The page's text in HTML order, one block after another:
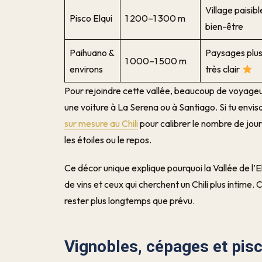
Pisco Elqui 1 200–1 300 m
Village
bien-être
Paihuano &
environs
1 000–1 500 m
Paysages
très clair
Pour rejoindre cette vallée, beaucoup de
une voiture à La Serena ou à Santiago. Si tu
sur mesure au Chilipour calibrer le nombre de
les étoiles ou le repos.
Ce décor unique explique pourquoi la Vallée de
de vins et ceux qui cherchent un Chili plus intime.
rester plus longtemps que prévu.
Vignobles, cépages et